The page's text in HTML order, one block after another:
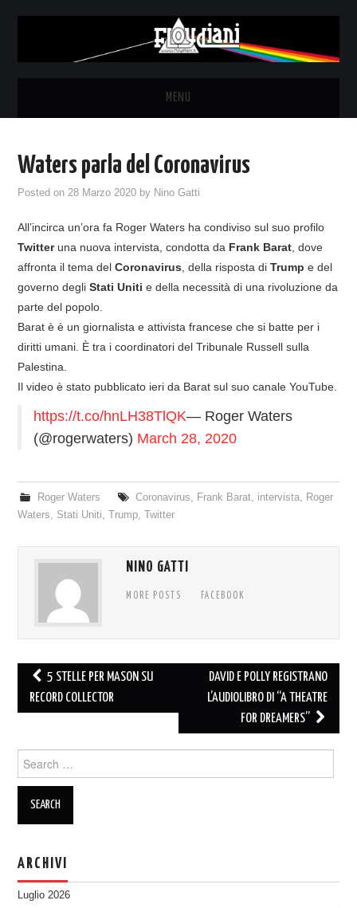
MENU
COVER & TRIBUTI
EVENTI
LINKS
RELICS – SFALCI E RAMAGLIE
PINKFLOYDIANE
POLICY/COOKIES
Waters parla del Coronavirus
Posted on28 Marzo 2020 by Nino Gatti
All’incirca un’ora fa Roger Waters ha condiviso sul suo profilo
Twitteruna nuova intervista, condotta da Frank Barat , dove
affronta il tema delCoronavirus , della risposta diTrump e del
governo degliStati Uniti e della necessità di una rivoluzione da
parte del popolo.
Barat è è un giornalista e attivista francese che si batte per i
diritti umani. È tra i coordinatori del Tribunale Russell sulla
Palestina.
Il video è stato pubblicato ieri da Barat sul suo canale YouTube.
https://t.co/hnLH38TlQK— Roger Waters
(@rogerwaters) March 28, 2020
Roger Waters Coronavirus, Frank Barat, intervista, Roger
Waters, Stati Uniti,Trump,Twitter
NINO GATTI
MORE POSTS FACEBOOK
Post
navigation
5 STELLE PER MASON SU
RECORD COLLECTOR
DAVID E POLLY REGISTRANO
L’AUDIOLIBRO DI “A THEATRE
FOR DREAMERS”
for:
ARCHIVI
Luglio 2026